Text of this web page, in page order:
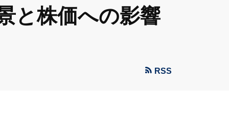
と株価への影響
RSS